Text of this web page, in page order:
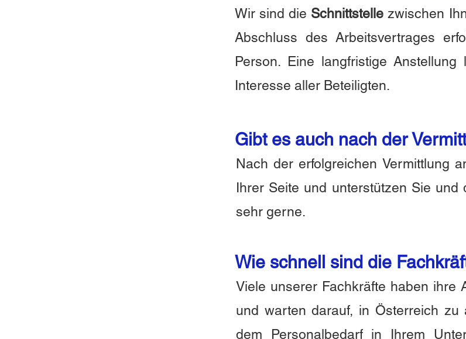
Wir sind die Schnittstellezwischen
Abschluss des Arbeitsvertrages
Person. Eine langfristige
Interesse aller Beteiligten.
Gibt es auch nach der
Nach der erfolgreichen Vermittlung
Ihrer Seite und unterstützen Sie
sehr gerne.
Wie schnell sind die
Viele unserer Fachkräfte haben ihre
und warten darauf, in Österreich zu
dem Personalbedarf in Ihrem